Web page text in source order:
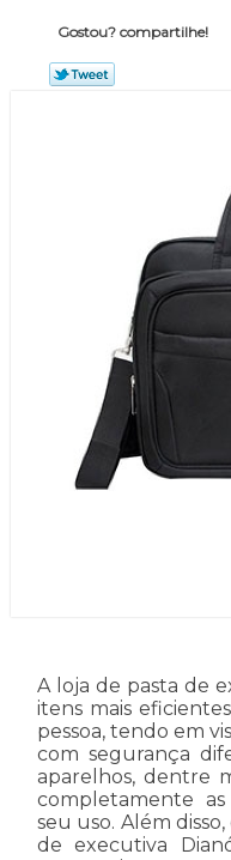
Gostou? compartilhe!
A loja de pasta de
itens mais
pessoa, tendo em
com segurança
aparelhos, dentre
completamente as
seu uso. Além
de executiva